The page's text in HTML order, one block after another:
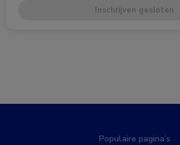
Inschrijven gesloten
Populaire pagina’s